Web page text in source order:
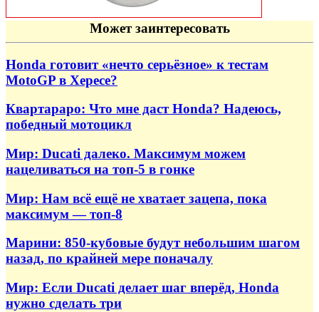
Может заинтересовать
Honda готовит «нечто серьёзное» к тестам
MotoGP в Хересе?
Квартараро: Что мне даст Honda? Надеюсь,
победный мотоцикл
Мир: Ducati далеко. Максимум можем
нацеливаться на топ-5 в гонке
Мир: Нам всё ещё не хватает зацепа, пока
максимум — топ-8
Марини: 850-кубовые будут небольшим шагом
назад, по крайней мере поначалу
Мир: Если Ducati делает шаг вперёд, Honda
нужно сделать три